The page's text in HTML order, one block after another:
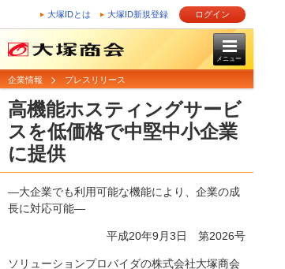
大塚IDとは 大塚ID新規登録 ログイン
メニュー
企業情報 プレスリリース
高機能ホスティングサービ
スを低価格で中堅中小企業
に提供
―大企業でも利用可能な機能により、企業の成
長に対応可能―
平成20年9月3日 第2026号
ソリューションプロバイダの株式会社大塚商会